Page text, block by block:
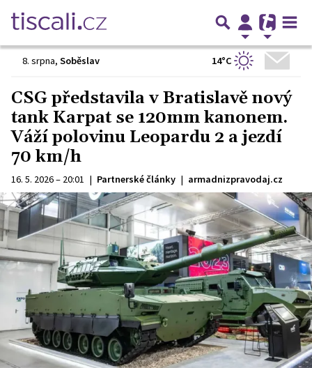
8. srpna, Soběslav 14°C
CSG představila v Bratislavě nový
tank Karpat se 120mm kanonem.
Váží polovinu Leopardu 2 a jezdí
70 km/h
16. 5. 2026 – 20:01 | Partnerské články | armadnizpravodaj.cz